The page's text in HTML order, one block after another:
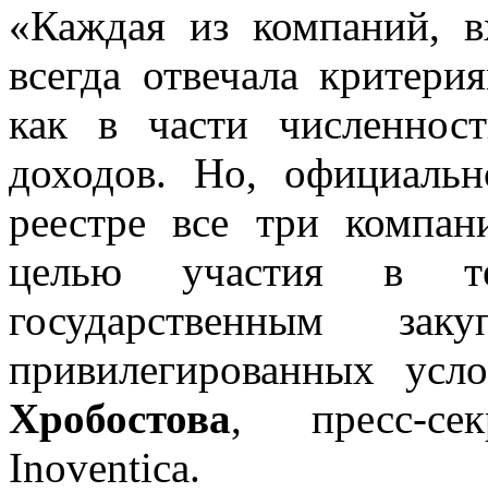
«Каждая из компаний,
всегда отвечала
как в части
доходов. Но,
реестре все три
целью участия в
государственным
привилегированных
Хробостова, пресс-
Inoventica.